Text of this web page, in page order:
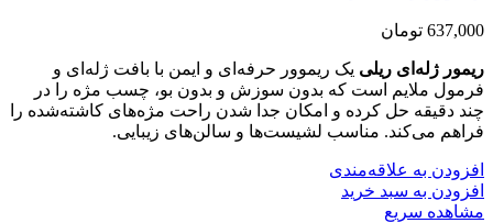
637,000 تومان
ریمور ژله‌ای ریلی یک ریموور حرفه‌ای و ایمن با بافت ژله‌ای و
فرمول ملایم است که بدون سوزش و بدون بو، چسب مژه را در
چند دقیقه حل کرده و امکان جدا شدن راحت مژه‌های کاشته‌شده را
فراهم می‌کند. مناسب لشیست‌ها و سالن‌های زیبایی.
افزودن به علاقه‌مندی
افزودن به سبد خرید
مشاهده سریع